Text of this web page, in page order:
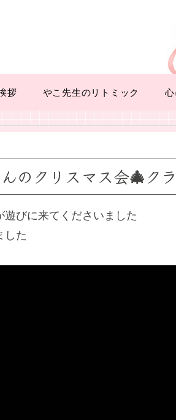
拶 やこ先生のリトミック
のクリスマス会🎄ク
遊びに来てくださいました
した